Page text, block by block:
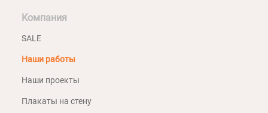
Компания
SALE
Наши работы
Наши проекты
Плакаты на стену